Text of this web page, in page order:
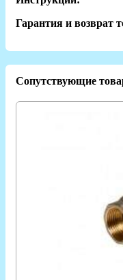
Гарантия и возврат
Сопутствующие